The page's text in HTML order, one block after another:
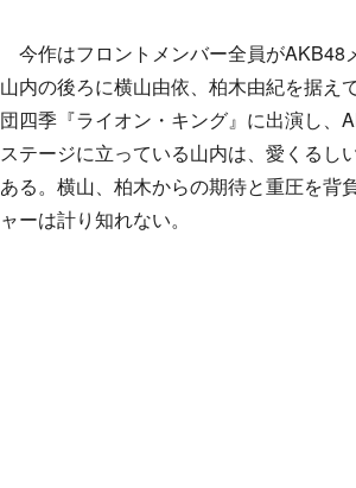
今作はフロントメンバー全員がAKB48
山内の後ろに横山由依、柏木由紀を据え
団四季『ライオン・キング』に出演し、
ステージに立っている山内は、愛くるし
ある。横山、柏木からの期待と重圧を背
ャーは計り知れない。